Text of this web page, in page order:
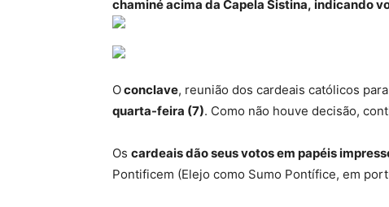
chaminé acima da Capela Sistina, indicando
Oconclave, reunião dos cardeais católicos
quarta-feira (7). Como não houve decisão,
Os cardeais dão seus votos em papéis
Pontificem (Elejo como Sumo Pontífice, em